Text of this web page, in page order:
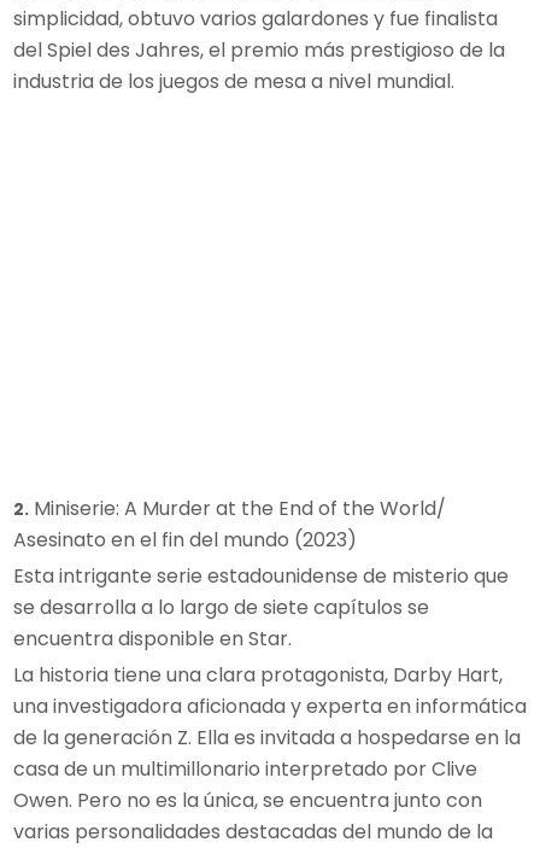
simplicidad, obtuvo varios galardones y fue finalista
del Spiel des Jahres, el premio más prestigioso de la
industria de los juegos de mesa a nivel mundial.
2.Miniserie: A Murder at the End of the World/
Asesinato en el fin del mundo (2023)
Esta intrigante serie estadounidense de misterio que
se desarrolla a lo largo de siete capítulos se
encuentra disponible en Star.
La historia tiene una clara protagonista, Darby Hart,
una investigadora aficionada y experta en informática
de la generación Z. Ella es invitada a hospedarse en la
casa de un multimillonario interpretado por Clive
Owen. Pero no es la única, se encuentra junto con
varias personalidades destacadas del mundo de la